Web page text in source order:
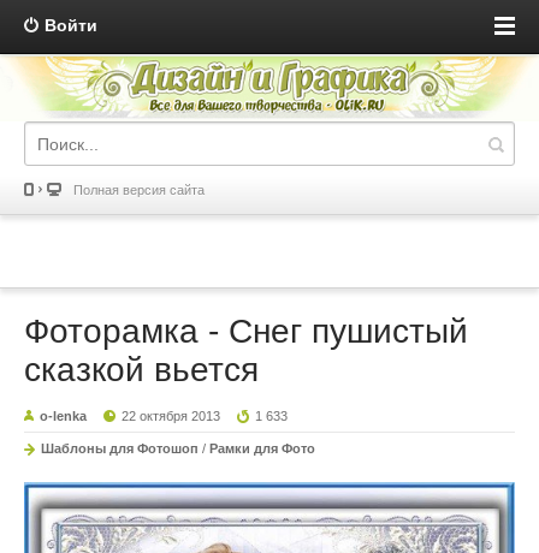
Войти
Полная версия сайта
Фоторамка - Снег пушистый
сказкой вьется
o-lenka 22 октября 2013 1 633
Шаблоны для Фотошоп / Рамки для Фото